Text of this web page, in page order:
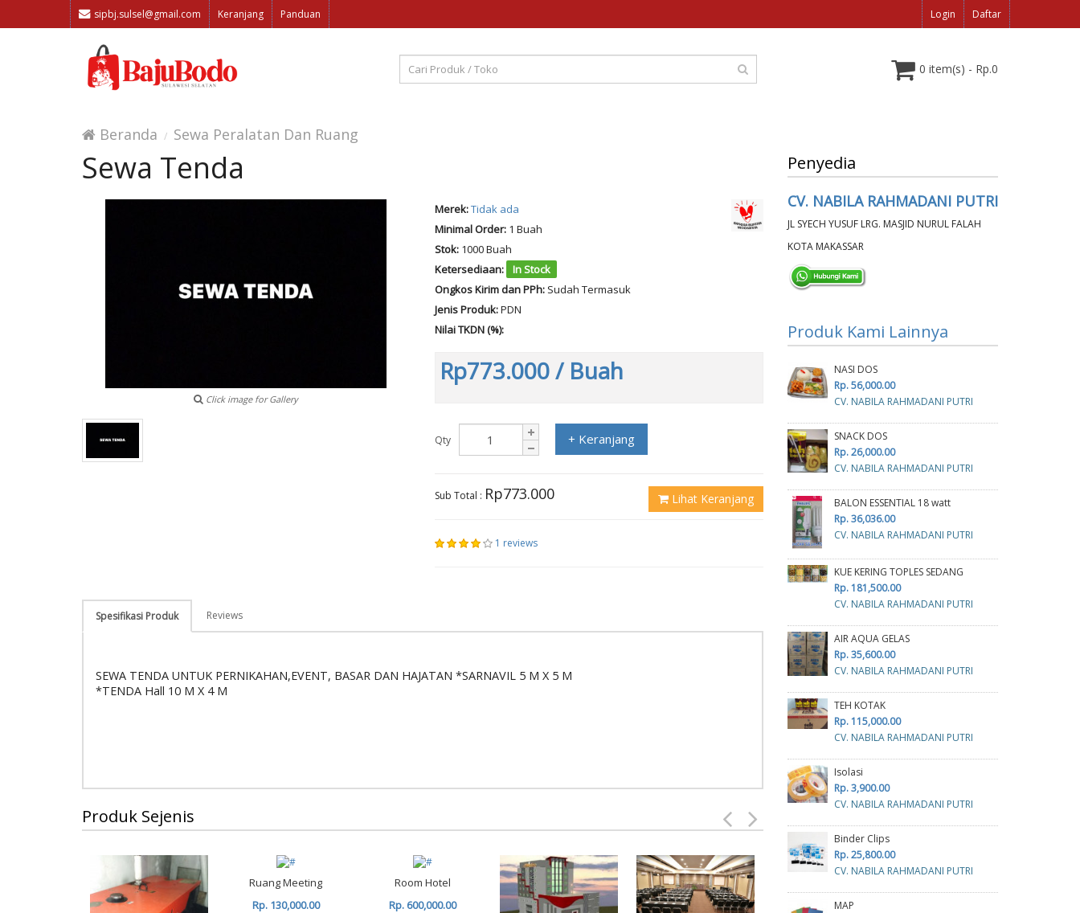
sipbj.sulsel@gmail.com Keranjang Panduan Login Daftar
0 item(s) - Rp.0
Beranda Sewa Peralatan Dan Ruang
Sewa Tenda
Click image for Gallery
Merek:Tidak ada
Minimal Order:1 Buah
Stok:1000 Buah
Ketersediaan:
In Stock
Ongkos Kirim dan PPh: Sudah Termasuk
Jenis Produk:PDN
Nilai TKDN (%):
Rp773.000/ Buah
Qty + Keranjang
Sub Total : Rp773.000 Lihat Keranjang
1 reviews
Spesifikasi Produk Reviews
SEWA TENDA UNTUK PERNIKAHAN,EVENT, BASAR DAN HAJATAN *SARNAVIL 5 M X 5 M
*TENDA Hall 10 M X 4 M
Produk Sejenis
Ruang Meeting
Rp. 130,000.00
Room Hotel
Rp. 600,000.00
Penyedia
CV. NABILA RAHMADANI PUTRI
JL SYECH YUSUF LRG. MASJID NURUL FALAH
KOTA MAKASSAR
Produk Kami Lainnya
NASI DOS
Rp. 56,000.00
CV. NABILA RAHMADANI PUTRI
SNACK DOS
Rp. 26,000.00
CV. NABILA RAHMADANI PUTRI
BALON ESSENTIAL 18 watt
Rp. 36,036.00
CV. NABILA RAHMADANI PUTRI
KUE KERING TOPLES SEDANG
Rp. 181,500.00
CV. NABILA RAHMADANI PUTRI
AIR AQUA GELAS
Rp. 35,600.00
CV. NABILA RAHMADANI PUTRI
TEH KOTAK
Rp. 115,000.00
CV. NABILA RAHMADANI PUTRI
Isolasi
Rp. 3,900.00
CV. NABILA RAHMADANI PUTRI
Binder Clips
Rp. 25,800.00
CV. NABILA RAHMADANI PUTRI
MAP